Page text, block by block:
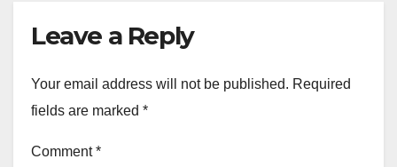
Leave a Reply
Your email address will not be published. Required
fields are marked *
Comment*